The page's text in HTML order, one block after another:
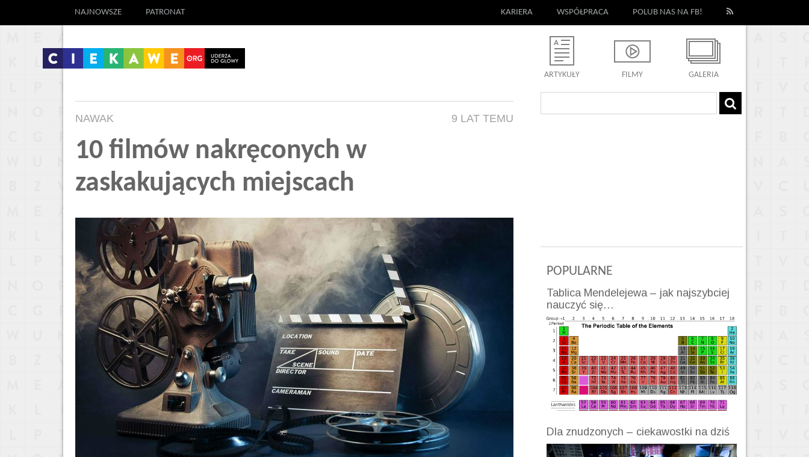
NAJNOWSZE PATRONAT KARIERA WSPÓŁPRACA POLUB NAS NA FB!
ARTYKUŁY FILMY GALERIA
NAWAK 9 LAT TEMU
10 filmów nakręconych w
zaskakujących miejscach
POPULARNE
Tablica Mendelejewa – jak najszybciej
nauczyć się…
Dla znudzonych – ciekawostki na dziś